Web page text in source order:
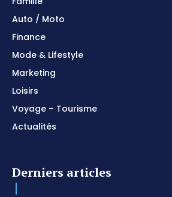
Auto / Moto
Finance
Mode & Lifestyle
Marketing
Loisirs
Voyage – Tourisme
Actualités
Derniers articles